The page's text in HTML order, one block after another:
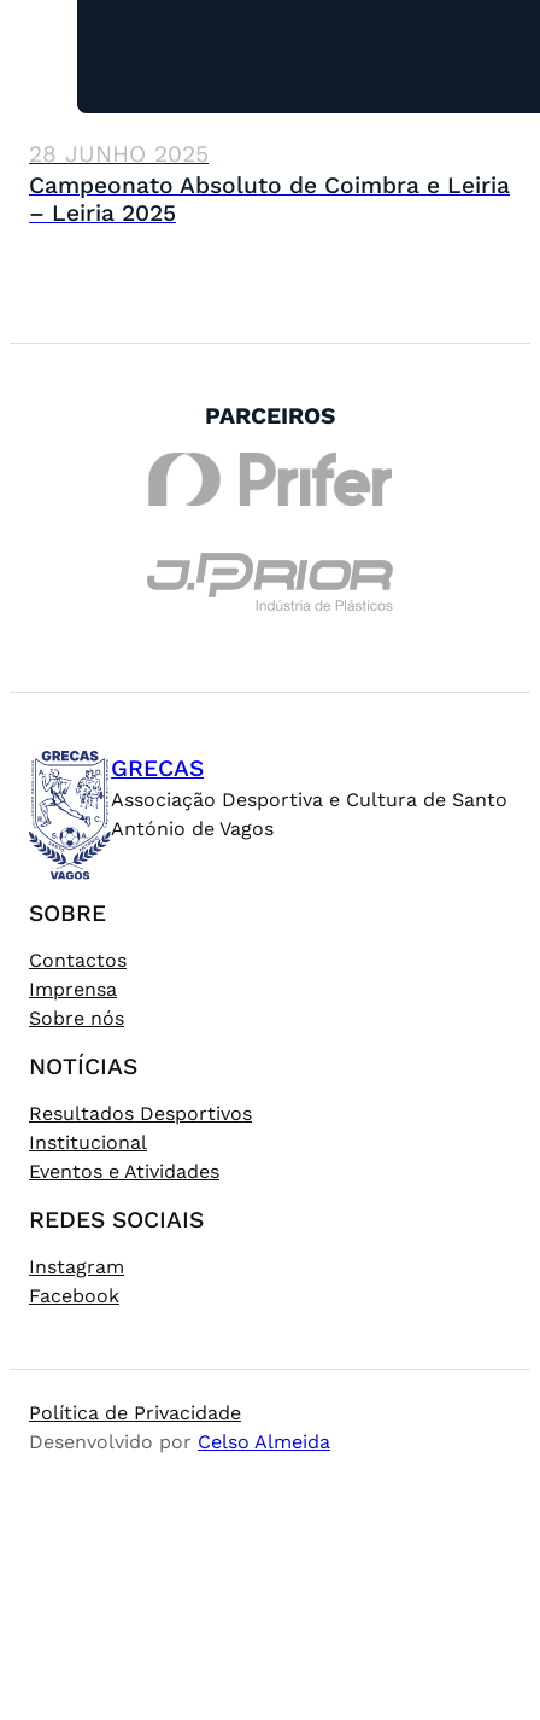
28 JUNHO 2025
Campeonato Absoluto de Coimbra e Leiria
– Leiria 2025
PARCEIROS
GRECAS
Associação Desportiva e Cultura de Santo
António de Vagos
SOBRE
Contactos
Imprensa
Sobre nós
NOTÍCIAS
Resultados Desportivos
Institucional
Eventos e Atividades
REDES SOCIAIS
Instagram
Facebook
Política de Privacidade
Desenvolvido por Celso Almeida